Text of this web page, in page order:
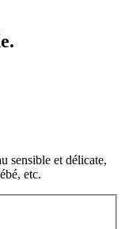
sensible et délicate,
etc.